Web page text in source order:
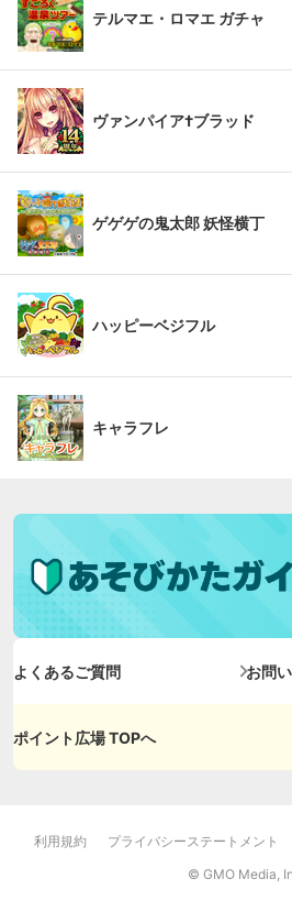
テルマエ・ロマエ ガチャ
ヴァンパイア†ブラッド
ゲゲゲの鬼太郎 妖怪横丁
ハッピーベジフル
キャラフレ
よくあるご質問 お問
ポイント広場 TOPへ
利用規約 プライバシーステートメント
© GMO Media,